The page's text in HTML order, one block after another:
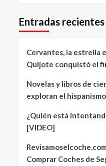
Entradas recientes
Cervantes, la estrella
Quijote conquistó el
Novelas y libros de
exploran el hispanismo
¿Quién está
[VIDEO]
Comprar Coches de